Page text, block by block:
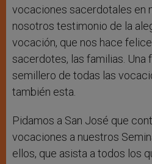
vocaciones sacerdotales en
nosotros testimonio de la
vocación, que nos hace
sacerdotes, las familias. Una
semillero de todas las
también esta.
Pidamos a San José que
vocaciones a nuestros
ellos, que asista a todos los